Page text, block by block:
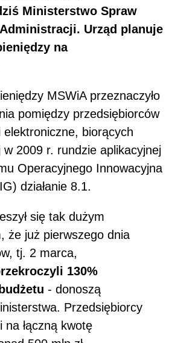
Ministerstwo Spraw
Urząd planuje
na
MSWiA przeznaczyło
pomiędzy przedsiębiorców
elektroniczne, biorących
w 2009 r. rundzie aplikacyjnej
Operacyjnego Innowacyjna
działanie 8.1.
się tak dużym
że już pierwszego dnia
tj. 2 marca,
130%
- donoszą
Przedsiębiorcy
na łączną kwotę